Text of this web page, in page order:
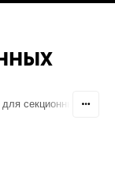
секционных ворот